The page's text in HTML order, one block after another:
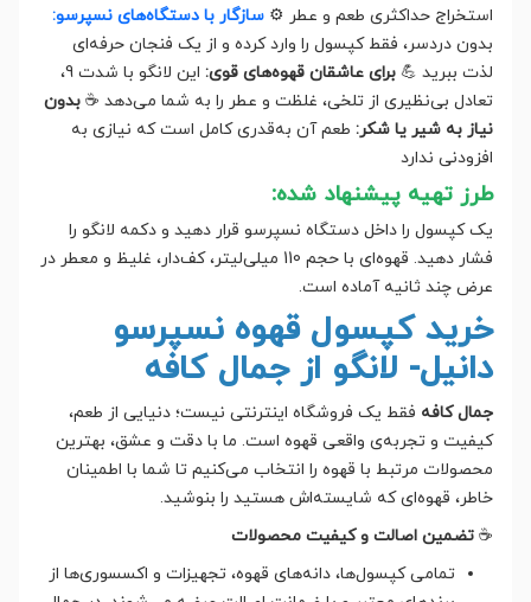
استخراج حداکثری طعم و عطر ⚙️ سازگار با دستگاه‌های نسپرسو:
بدون دردسر، فقط کپسول را وارد کرده و از یک فنجان حرفه‌ای
لذت ببرید 💪 برای عاشقان قهوه‌های قوی:
این لانگو با شدت 9،
تعادل بی‌نظیری از تلخی، غلظت و عطر را به شما می‌دهد ☕ بدون
نیاز به شیر یا شکر: طعم آن به‌قدری کامل است که نیازی به
افزودنی ندارد
طرز تهیه پیشنهاد شده:
یک کپسول را داخل دستگاه نسپرسو قرار دهید و دکمه لانگو را
فشار دهید. قهوه‌ای با حجم 110 میلی‌لیتر، کف‌دار، غلیظ و معطر در
عرض چند ثانیه آماده است.
خرید کپسول قهوه نسپرسو
دانیل- لانگو از جمال کافه
جمال کافه فقط یک فروشگاه اینترنتی نیست؛ دنیایی از طعم،
کیفیت و تجربه‌ی واقعی قهوه است. ما با دقت و عشق، بهترین
محصولات مرتبط با قهوه را انتخاب می‌کنیم تا شما با اطمینان
خاطر، قهوه‌ای که شایسته‌اش هستید را بنوشید.
☕ تضمین اصالت و کیفیت محصولات
تمامی کپسول‌ها، دانه‌های قهوه، تجهیزات و اکسسوری‌ها از